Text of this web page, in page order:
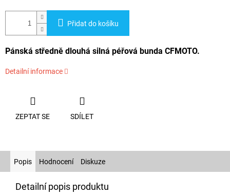
Přidat do košíku
Pánská středně dlouhá silná péřová bunda CFMOTO.
Detailní informace
ZEPTAT SE SDÍLET
Popis Hodnocení Diskuze
Detailní popis produktu